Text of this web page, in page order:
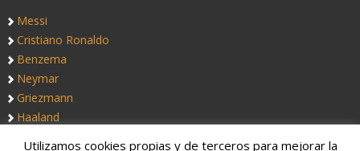
Messi
Cristiano Ronaldo
Benzema
Neymar
Griezmann
Haaland
Utilizamos cookies propias y de terceros para mejorar la